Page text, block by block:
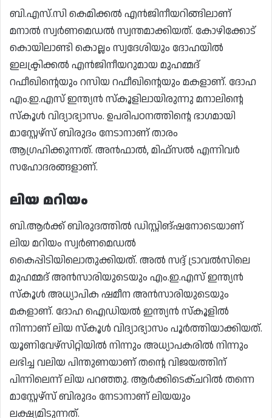
ബി.എസ്.സി കെമിക്കൽ എൻജിനീയറിങ്ങിലാണ്
മനാൽ സ്വർണമെഡൽ സ്വന്തമാക്കിയത്. കോഴിക്കോട്
കൊയിലാണ്ടി കൊല്ലം സ്വദേശിയും ദോഹയിൽ
ഇലക്ട്രിക്കൽ എൻജിനീയറുമായ മുഹമ്മദ്
റഫീഖിന്റെയും റസിയ റഫീഖിന്റെയും മകളാണ്. ദോഹ
എം.ഇ.എസ് ഇന്ത്യൻ സ്കൂളിലായിരുന്നു മനാലിന്റെ
സ്കൂൾ വിദ്യാഭ്യാസം. ഉപരിപഠനത്തിന്റെ ഭാഗമായി
മാസ്റ്റേഴ്സ് ബിരുദം നേടാനാണ് താരം
ആഗ്രഹിക്കുന്നത്. അൻഫാൽ, മിഫ്സൽ എന്നിവർ
സഹോദരങ്ങളാണ്.
ലിയ മറിയം
ബി.ആർക്ക് ബിരുദത്തിൽ ഡിസ്റ്റിങ്ഷനോടെയാണ്
ലിയ മറിയം സ്വർണമെഡൽ
കൈപ്പിടിയിലൊതുക്കിയത്. അൽ സദ്ദ് ട്രാവൽസിലെ
മുഹമ്മദ് അൻസാരിയുടെയും എം.ഇ.എസ് ഇന്ത്യൻ
സ്കൂൾ അധ്യാപിക ഷമീന അൻസാരിയുടെയും
മകളാണ്. ദോഹ ഐഡിയൽ ഇന്ത്യൻ സ്കൂളിൽ
നിന്നാണ് ലിയ സ്കൂൾ വിദ്യാഭ്യാസം പൂർത്തിയാക്കിയത്.
യൂണിവേഴ്സിറ്റിയിൽ നിന്നും അധ്യാപകരിൽ നിന്നും
ലഭിച്ച വലിയ പിന്തുണയാണ് തന്റെ വിജയത്തിന്
പിന്നിലെന്ന് ലിയ പറഞ്ഞു. ആർക്കിടെക്ചറിൽ തന്നെ
മാസ്റ്റേഴ്സ് ബിരുദം നേടാനാണ് ലിയയും
ലക്ഷ്യമിടുന്നത്.